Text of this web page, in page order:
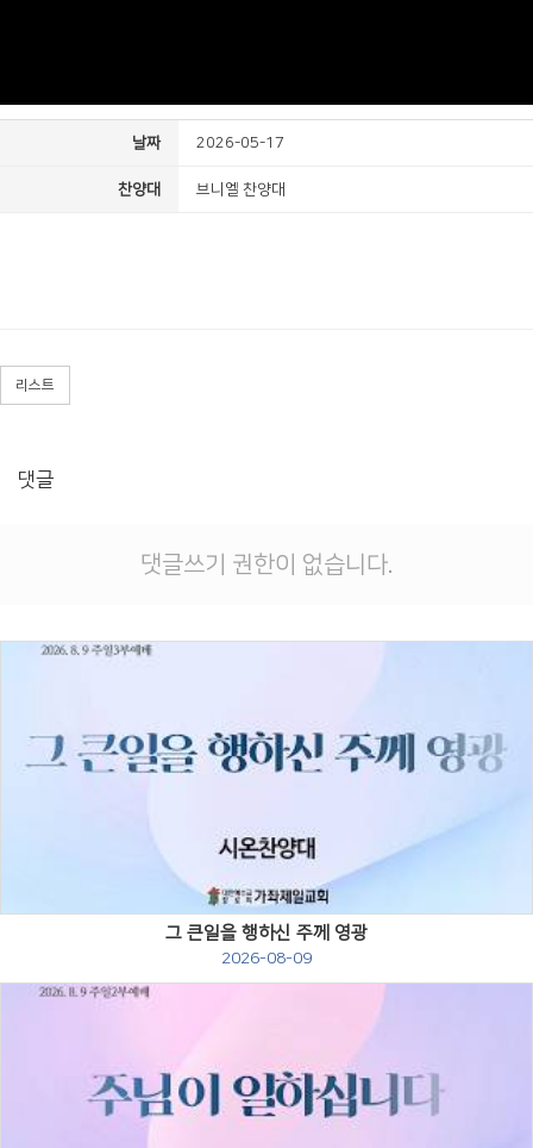
날짜 2026-05-17
찬양대 브니엘 찬양대
리스트
댓글
댓글쓰기 권한이 없습니다.
그 큰일을 행하신 주께 영광
2026-08-09